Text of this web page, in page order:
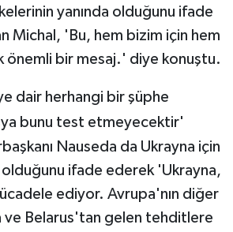
yanında olduğunu ifade
Michal, 'Bu, hem bizim için hem
önemli bir mesaj.' diye konuştu.
dair herhangi bir şüphe
bunu test etmeyecektir'
Nauseda da Ukrayna için
ifade ederek 'Ukrayna,
ediyor. Avrupa'nın diğer
ve Belarus'tan gelen tehditlere